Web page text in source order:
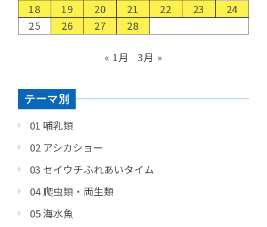
18
19 20 21 22 23
24
25
26 27 28
« 1月 3月 »
テーマ別
01 哺乳類
02 アシカショー
03 セイウチふれあいタイム
04 爬虫類・両生類
05 海水魚